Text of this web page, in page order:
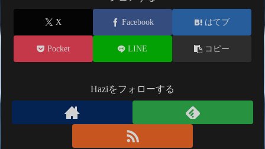
X Facebook はてブ
Pocket LINE コピー
Haziをフォローする